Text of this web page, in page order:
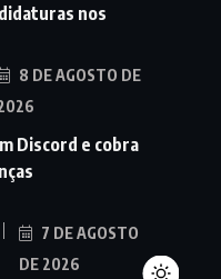
nos
8 DE AGOSTO DE
Discord e cobra
7 DE AGOSTO
DE 2026